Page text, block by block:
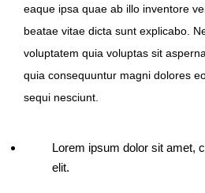
eaque ipsa quae ab illo inventore
beatae vitae dicta sunt explicabo.
voluptatem quia voluptas sit
quia consequuntur magni dolores
sequi nesciunt.
Lorem ipsum dolor sit amet,
elit.